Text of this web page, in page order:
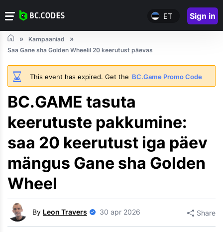
ET Sign in
Kampaaniad
Saa Gane sha Golden Wheelil 20 keerutust päevas
This event has expired. Get the BC.Game Promo Code
BC.GAME tasuta
keerutuste pakkumine:
saa 20 keerutust iga päev
mängus Gane sha Golden
Wheel
By Leon Travers 30 apr 2026 Share